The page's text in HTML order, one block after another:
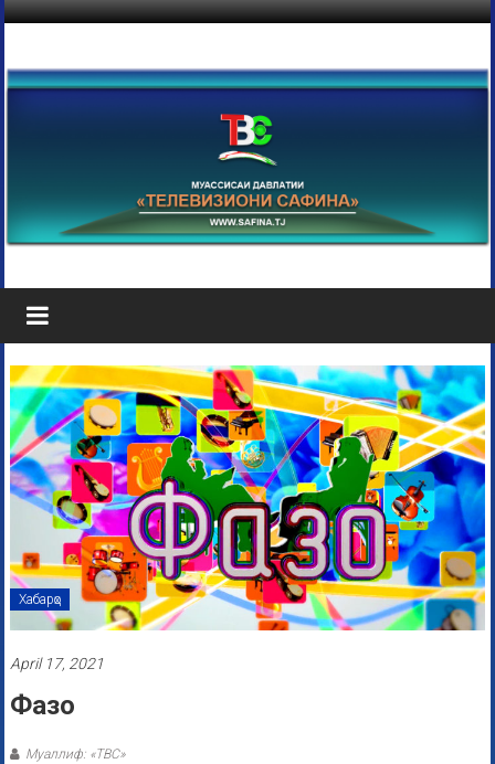
Хабарҳо
April 17, 2021
Фазо
Муаллиф: «ТВС»